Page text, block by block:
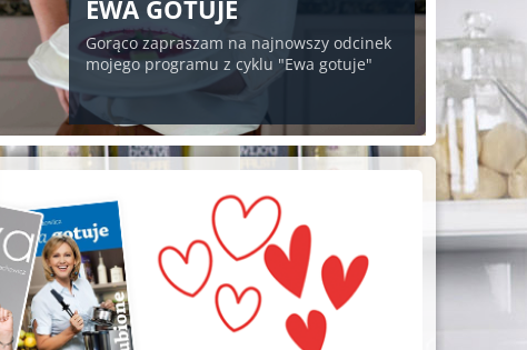
EWA GOTUJE
Gorąco zapraszam na najnowszy odcinek
mojego programu z cyklu "Ewa gotuje"